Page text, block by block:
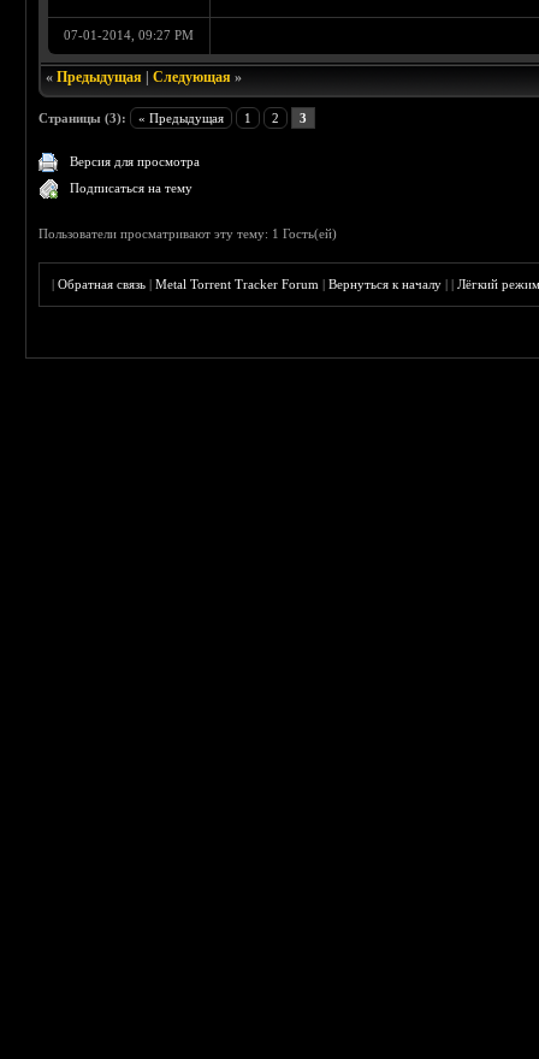
07-01-2014, 09:27 PM
«Предыдущая |Следующая »
Страницы (3): « Предыдущая 1 2 3
Версия для просмотра
Подписаться на тему
Пользователи просматривают эту тему: 1 Гость(ей)
|Обратная связь |Metal Torrent Tracker Forum |Вернуться к началу ||Лёгкий